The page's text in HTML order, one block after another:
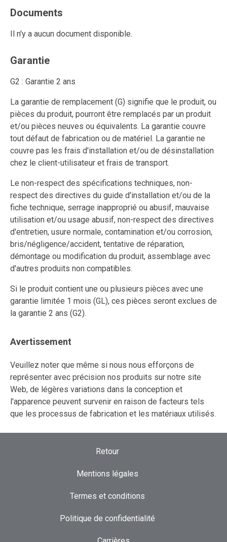
Documents
Il n'y a aucun document disponible.
Garantie
G2 : Garantie 2 ans
La garantie de remplacement (G) signifie que le produit, ou
pièces du produit, pourront être remplacés par un produit
et/ou pièces neuves ou équivalents. La garantie couvre
tout défaut de fabrication ou de matériel. La garantie ne
couvre pas les frais d'installation et/ou de désinstallation
chez le client-utilisateur et frais de transport.
Le non-respect des spécifications techniques, non-
respect des directives du guide d'installation et/ou de la
fiche technique, serrage inapproprié ou abusif, mauvaise
utilisation et/ou usage abusif, non-respect des directives
d'entretien, usure normale, contamination et/ou corrosion,
bris/négligence/accident, tentative de réparation,
démontage ou modification du produit, assemblage avec
d'autres produits non compatibles.
Si le produit contient une ou plusieurs pièces avec une
garantie limitée 1 mois (GL), ces pièces seront exclues de
la garantie 2 ans (G2).
Avertissement
Veuillez noter que même si nous nous efforçons de
représenter avec précision nos produits sur notre site
Web, de légères variations dans la conception et
l'apparence peuvent survenir en raison de facteurs tels
que les processus de fabrication et les matériaux utilisés.
Retour
Mentions légales
Termes et conditions
Politique de confidentialité